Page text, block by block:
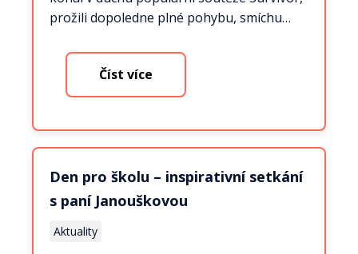
prožili dopoledne plné pohybu, smíchu…
Číst více
Den pro školu – inspirativní setkání
s paní Janouškovou
Aktuality